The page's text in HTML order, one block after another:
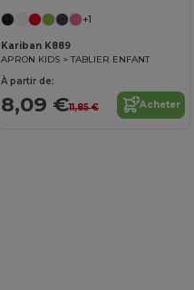
+1
Kariban K889
APRON KIDS > TABLIER ENFANT
À partir de:
8,09 €11,85 € Acheter